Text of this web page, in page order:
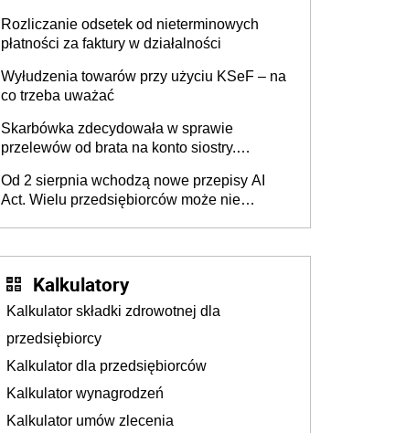
Rozliczanie odsetek od nieterminowych
płatności za faktury w działalności
Wyłudzenia towarów przy użyciu KSeF – na
co trzeba uważać
Skarbówka zdecydowała w sprawie
przelewów od brata na konto siostry.
darowizna, ale podatku jednak nie będzie
Od 2 sierpnia wchodzą nowe przepisy AI
Act. Wielu przedsiębiorców może nie
Kalkulatory
Kalkulator składki zdrowotnej dla
przedsiębiorcy
Kalkulator dla przedsiębiorców
Kalkulator wynagrodzeń
Kalkulator umów zlecenia